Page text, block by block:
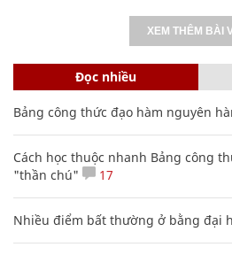
XEM THÊM BÀI
Đọc nhiều
Bảng công thức đạo hàm nguyên
Cách học thuộc nhanh Bảng công
"thần chú"
17
Nhiều điểm bất thường ở bằng đại